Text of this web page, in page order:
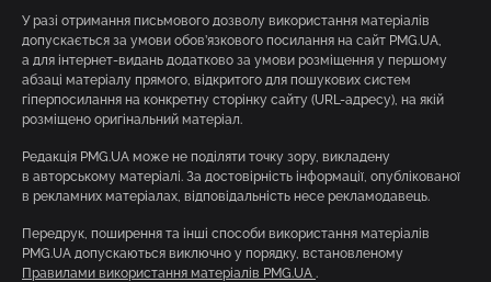
У разі отримання письмового дозволу використання матеріалів
допускається за умови обов’язкового посилання на сайт PMG.UA,
а для інтернет-видань додатково за умови розміщення у першому
абзаці матеріалу прямого, відкритого для пошукових систем
гіперпосилання на конкретну сторінку сайту (URL-адресу), на якій
розміщено оригінальний матеріал.
Редакція PMG.UA може не поділяти точку зору, викладену
в авторському матеріалі. За достовірність інформації, опублікованої
в рекламних матеріалах, відповідальність несе рекламодавець.
Передрук, поширення та інші способи використання матеріалів
PMG.UA допускаються виключно у порядку, встановленому
Правилами використання матеріалів PMG.UA .